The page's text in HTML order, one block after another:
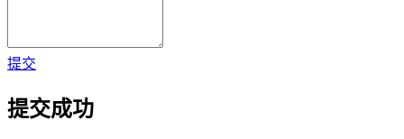
提交
提交成功